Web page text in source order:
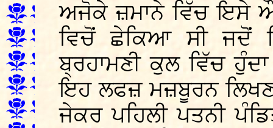
ਅਜੋਕੇ ਜ਼ਮਾਨੇ ਵਿੱਚ ਇਸੇ
ਵਿਚੋਂ ਛੇਕਿਆ ਸੀ ਜਦੋਂ
ਬ੍ਰਹਾਮਣੀ ਕੁਲ ਵਿੱਚ
ਇਹ ਲਫਜ਼ ਮਜ਼ਬੂਰਨ
ਜੇਕਰ ਪਹਿਲੀ ਪਤਨੀ